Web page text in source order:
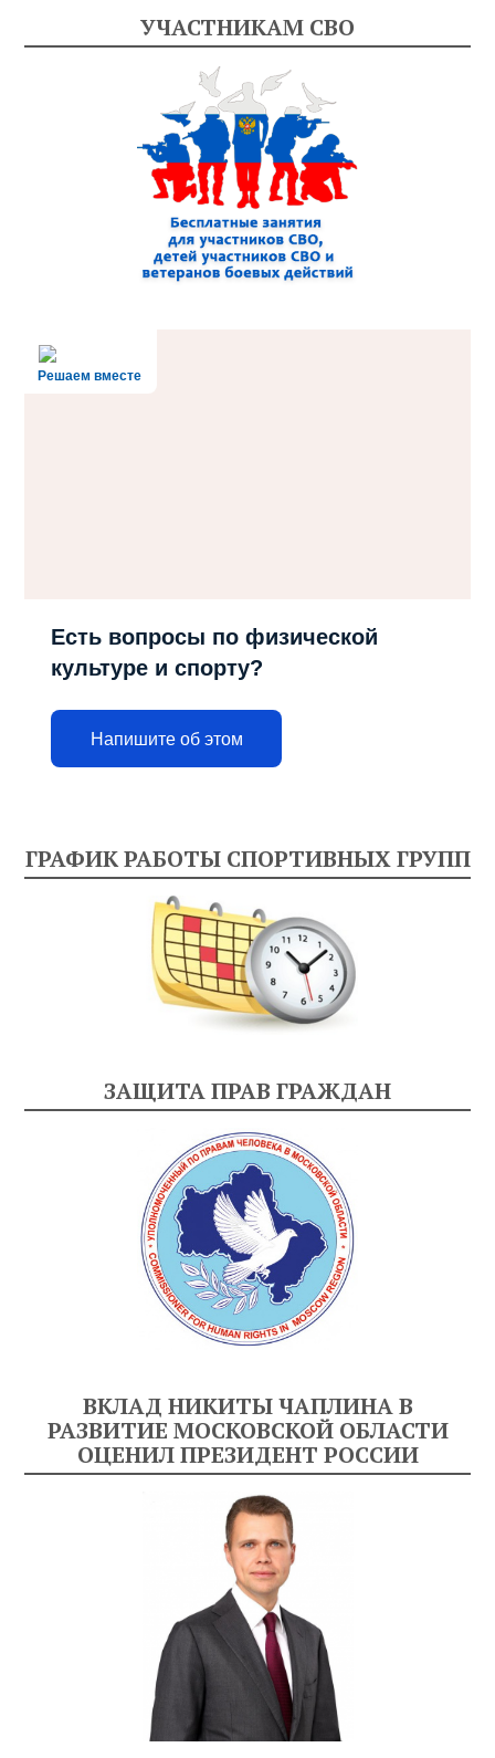
УЧАСТНИКАМ СВО
Решаем вместе
Есть вопросы по физической
культуре и спорту?
Напишите об этом
ГРАФИК РАБОТЫ СПОРТИВНЫХ ГРУПП
ЗАЩИТА ПРАВ ГРАЖДАН
ВКЛАД НИКИТЫ ЧАПЛИНА В
РАЗВИТИЕ МОСКОВСКОЙ ОБЛАСТИ
ОЦЕНИЛ ПРЕЗИДЕНТ РОССИИ